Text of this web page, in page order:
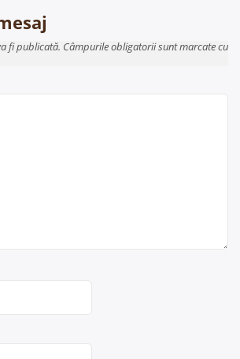
fi publicată. Câmpurile obligatorii sunt marcate cu